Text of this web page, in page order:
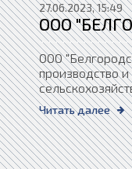
27.06.2023, 15:49
ООО
ООО
производство
Читать далее